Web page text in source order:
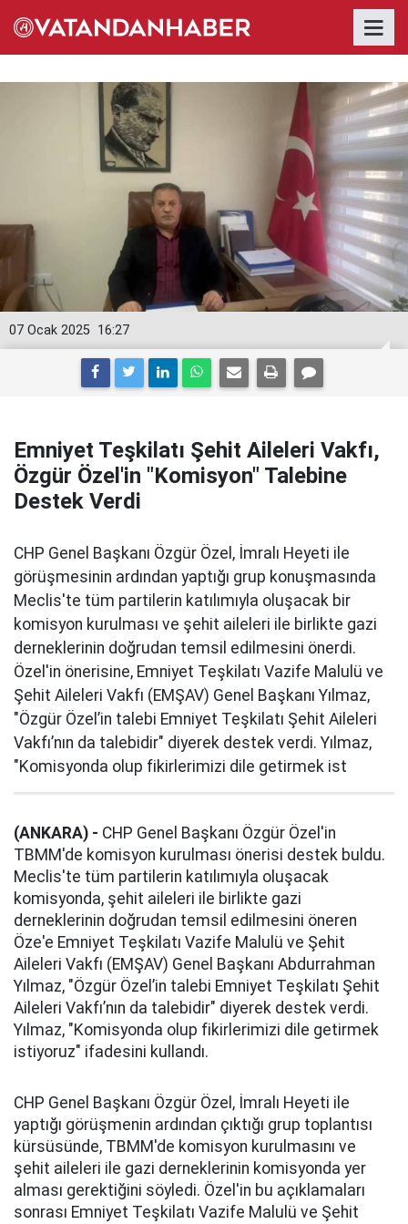
16:27
07 Ocak 2025
Emniyet Teşkilatı Şehit Aileleri Vakfı,
Özgür Özel'in "Komisyon" Talebine
Destek Verdi
CHP Genel Başkanı Özgür Özel, İmralı Heyeti ile
görüşmesinin ardından yaptığı grup konuşmasında
Meclis'te tüm partilerin katılımıyla oluşacak bir
komisyon kurulması ve şehit aileleri ile birlikte gazi
derneklerinin doğrudan temsil edilmesini önerdi.
Özel'in önerisine, Emniyet Teşkilatı Vazife Malulü ve
Şehit Aileleri Vakfı (EMŞAV) Genel Başkanı Yılmaz,
"Özgür Özel’in talebi Emniyet Teşkilatı Şehit Aileleri
Vakfı’nın da talebidir" diyerek destek verdi. Yılmaz,
"Komisyonda olup fikirlerimizi dile getirmek ist
(ANKARA) - CHP Genel Başkanı Özgür Özel'in
TBMM'de komisyon kurulması önerisi destek buldu.
Meclis'te tüm partilerin katılımıyla oluşacak
komisyonda, şehit aileleri ile birlikte gazi
derneklerinin doğrudan temsil edilmesini öneren
Öze'e Emniyet Teşkilatı Vazife Malulü ve Şehit
Aileleri Vakfı (EMŞAV) Genel Başkanı Abdurrahman
Yılmaz, "Özgür Özel’in talebi Emniyet Teşkilatı Şehit
Aileleri Vakfı’nın da talebidir" diyerek destek verdi.
Yılmaz, "Komisyonda olup fikirlerimizi dile getirmek
istiyoruz" ifadesini kullandı.
CHP Genel Başkanı Özgür Özel, İmralı Heyeti ile
yaptığı görüşmenin ardından çıktığı grup toplantısı
kürsüsünde, TBMM'de komisyon kurulmasını ve
şehit aileleri ile gazi derneklerinin komisyonda yer
alması gerektiğini söyledi. Özel'in bu açıklamaları
sonrası Emniyet Teşkilatı Vazife Malulü ve Şehit